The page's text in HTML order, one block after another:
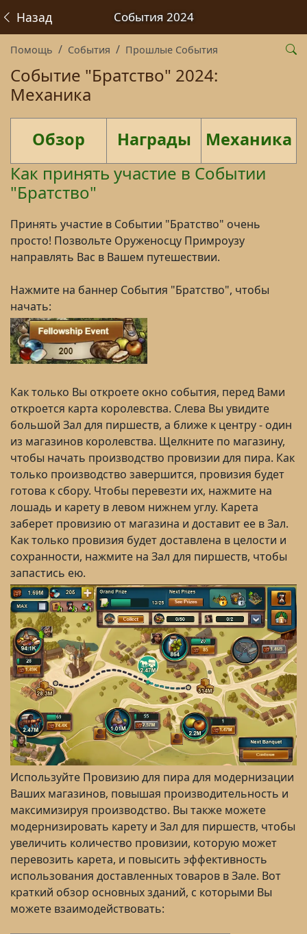
События 2024
Назад
Помощь События Прошлые События
Событие "Братство" 2024:
Механика
Обзор Награды Механика
Как принять участие в Событии
"Братство"
Принять участие в Событии "Братство" очень
просто! Позвольте Оруженосцу Примроузу
направлять Вас в Вашем путешествии.
Нажмите на баннер События "Братство", чтобы
начать:
Как только Вы откроете окно события, перед Вами
откроется карта королевства. Слева Вы увидите
большой Зал для пиршеств, а ближе к центру - один
из магазинов королевства. Щелкните по магазину,
чтобы начать производство провизии для пира. Как
только производство завершится, провизия будет
готова к сбору. Чтобы перевезти их, нажмите на
лошадь и карету в левом нижнем углу. Карета
заберет провизию от магазина и доставит ее в Зал.
Как только провизия будет доставлена в целости и
сохранности, нажмите на Зал для пиршеств, чтобы
запастись ею.
Используйте Провизию для пира для модернизации
Ваших магазинов, повышая производительность и
максимизируя производство. Вы также можете
модернизировать карету и Зал для пиршеств, чтобы
увеличить количество провизии, которую может
перевозить карета, и повысить эффективность
использования доставленных товаров в Зале. Вот
краткий обзор основных зданий, с которыми Вы
можете взаимодействовать: